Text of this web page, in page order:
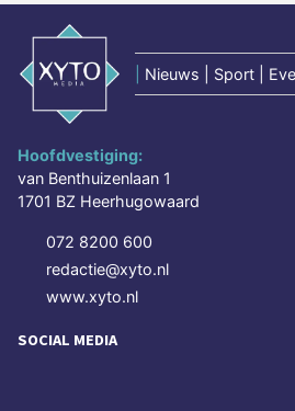
Nieuws | Sport |
Hoofdvestiging:
van Benthuizenlaan 1
1701 BZ Heerhugowaard
072 8200 600
redactie@xyto.nl
www.xyto.nl
SOCIAL MEDIA